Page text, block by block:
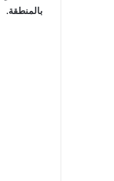
بالمنطقة.